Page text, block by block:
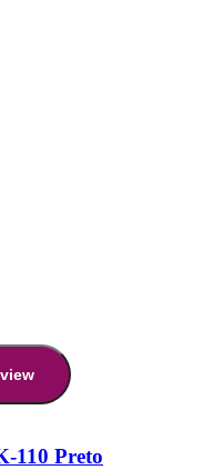
110 Preto